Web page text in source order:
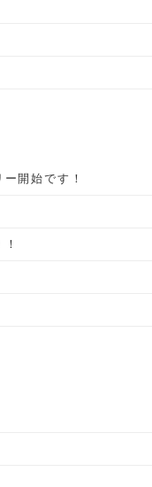
開始です！